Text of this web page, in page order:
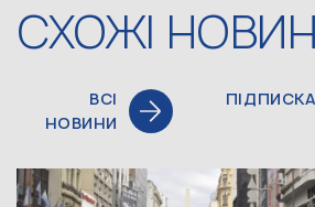
СХОЖІ
ВСІ
НОВИНИ